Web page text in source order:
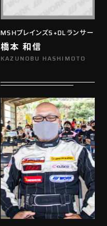
MSHブレインズS+DLランサー
橋本 和信
KAZUNOBU HASHIMOTO